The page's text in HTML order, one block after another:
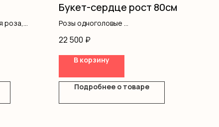
роза,
Букет-сердце рост 80см
Розы одноголовые
22 500 ₽
В корзину
Подробнее о товаре